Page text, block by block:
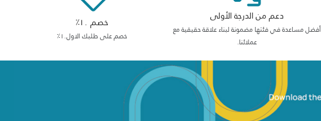
دعم من الدرجة الأولى
أفضل مساعدة في فئتها مضمونة لبناء علاقة حقيقية مع
عملائنا.
خصم ١٠٪
خصم على طلبك الاول١٠٪